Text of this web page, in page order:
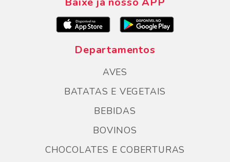
Departamentos
AVES
BATATAS E VEGETAIS
BEBIDAS
BOVINOS
CHOCOLATES E COBERTURAS